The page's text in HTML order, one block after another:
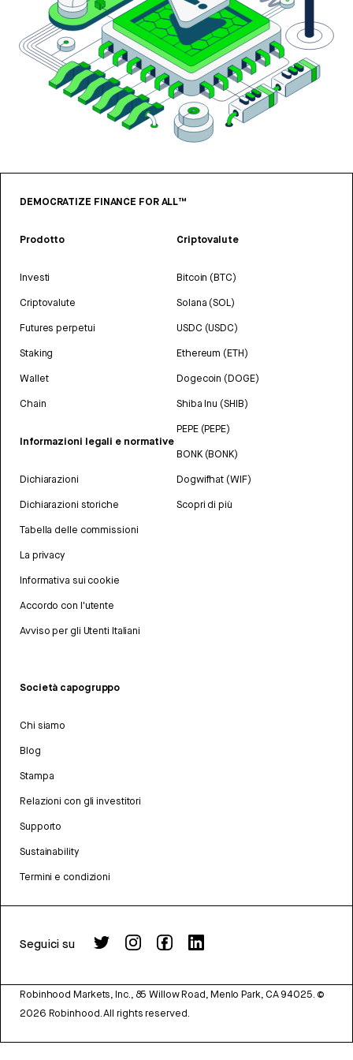
DEMOCRATIZE FINANCE FOR ALL™
Prodotto
Investi
Criptovalute
Futures perpetui
Staking
Wallet
Chain
Informazioni legali e normative
Dichiarazioni
Dichiarazioni storiche
Tabella delle commissioni
La privacy
Informativa sui cookie
Accordo con l'utente
Avviso per gli Utenti Italiani
Criptovalute
Bitcoin (BTC)
Solana (SOL)
USDC (USDC)
Ethereum (ETH)
Dogecoin (DOGE)
Shiba Inu (SHIB)
PEPE (PEPE)
BONK (BONK)
Dogwifhat (WIF)
Scopri di più
Società capogruppo
Chi siamo
Blog
Stampa
Relazioni con gli investitori
Supporto
Sustainability
Termini e condizioni
Seguici su
Robinhood Markets, Inc., 85 Willow Road, Menlo Park, CA 94025. ©
2026 Robinhood. All rights reserved.